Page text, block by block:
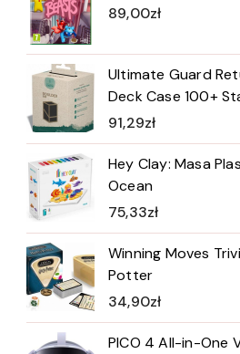
89,00zł
Ultimate Guard
Deck Case 100+
91,29zł
Hey Clay: Masa
Ocean
75,33zł
Winning Moves
Potter
34,90zł
PICO 4 All-in-One